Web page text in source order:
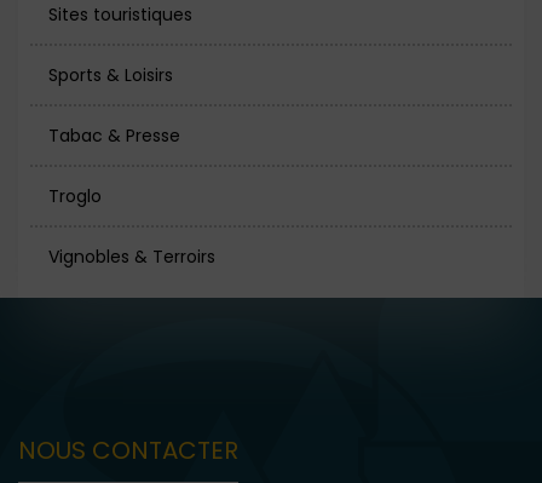
Sites touristiques
Sports & Loisirs
Tabac & Presse
Troglo
Vignobles & Terroirs
NOUS CONTACTER